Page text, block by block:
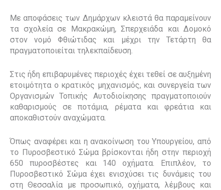
Με αποφάσεις των Δημάρχων κλειστά θα παραμείνουν
τα σχολεία σε Μακρακώμη, Σπερχειάδα και Δομοκό
στον νομό Φθιώτιδας και μέχρι την Τετάρτη θα
πραγματοποιείται τηλεκπαίδευση.
Στις ήδη επιβαρυμένες περιοχές έχει τεθεί σε αυξημένη
ετοιμότητα ο κρατικός μηχανισμός, και συνεργεία των
Οργανισμών Τοπικής Αυτοδιοίκησης πραγματοποιούν
καθαρισμούς σε ποτάμια, ρέματα και φρεάτια και
αποκαθιστούν αναχώματα.
Όπως αναφέρει και η ανακοίνωση του Υπουργείου, από
το Πυροσβεστικό Σώμα βρίσκονται ήδη στην περιοχή
650 πυροσβέστες και 140 οχήματα. Επιπλέον, το
Πυροσβεστικό Σώμα έχει ενισχύσει τις δυνάμεις του
στη Θεσσαλία με προσωπικό, οχήματα, λέμβους και